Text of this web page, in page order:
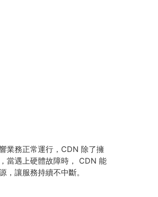
業務正常運行，CDN 除了擁
當遇上硬體故障時， CDN 能
，讓服務持續不中斷。